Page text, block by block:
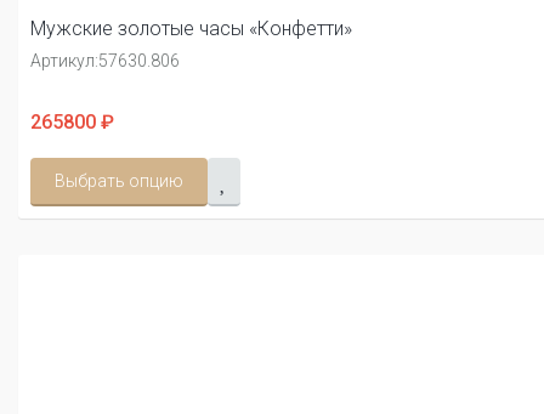
Мужские золотые часы «Конфетти»
Артикул:57630.806
265800 ₽
Выбрать опцию